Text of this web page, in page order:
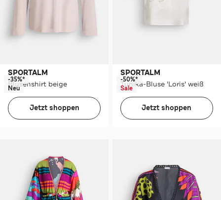
SPORTALM
Blusenshirt beige
-35%*
Neu
Jetzt shoppen
SPORTALM
Tunika-Bluse 'Loris' weiß
-50%*
Sale
Jetzt shoppen